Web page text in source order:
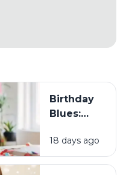
Birthday
Blues:
Sebagian
Orang
18 days ago